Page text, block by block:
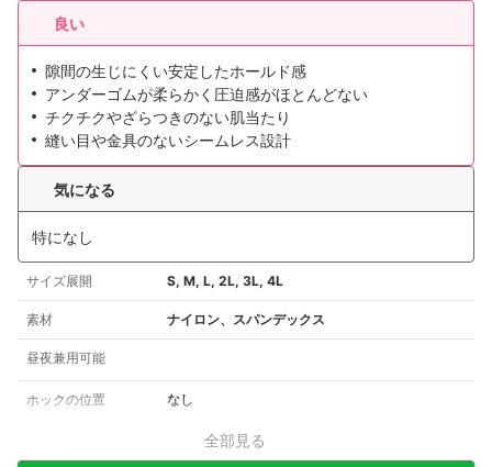
良い
隙間の生じにくい安定したホールド感
アンダーゴムが柔らかく圧迫感がほとんどない
チクチクやざらつきのない肌当たり
縫い目や金具のないシームレス設計
気になる
特になし
サイズ展開 S, M, L, 2L, 3L, 4L
素材 ナイロン、スパンデックス
昼夜兼用可能
ホックの位置 なし
全部見る